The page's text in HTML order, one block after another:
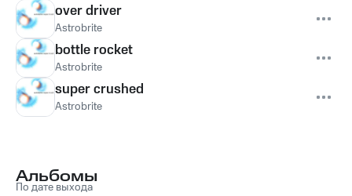
over driver
Astrobrite
bottle rocket
Astrobrite
super crushed
Astrobrite
Альбомы
По дате выхода